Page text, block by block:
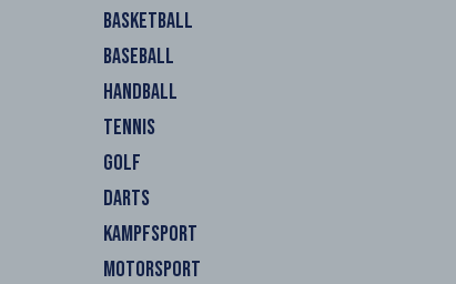
BASKETBALL
BASEBALL
HANDBALL
TENNIS
GOLF
DARTS
KAMPFSPORT
MOTORSPORT